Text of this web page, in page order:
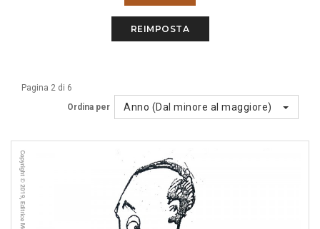
REIMPOSTA
Pagina 2 di 6
Ordina per
Anno (Dal minore al maggiore)